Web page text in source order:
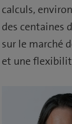
calculs,
des centaines
sur le marché
et une